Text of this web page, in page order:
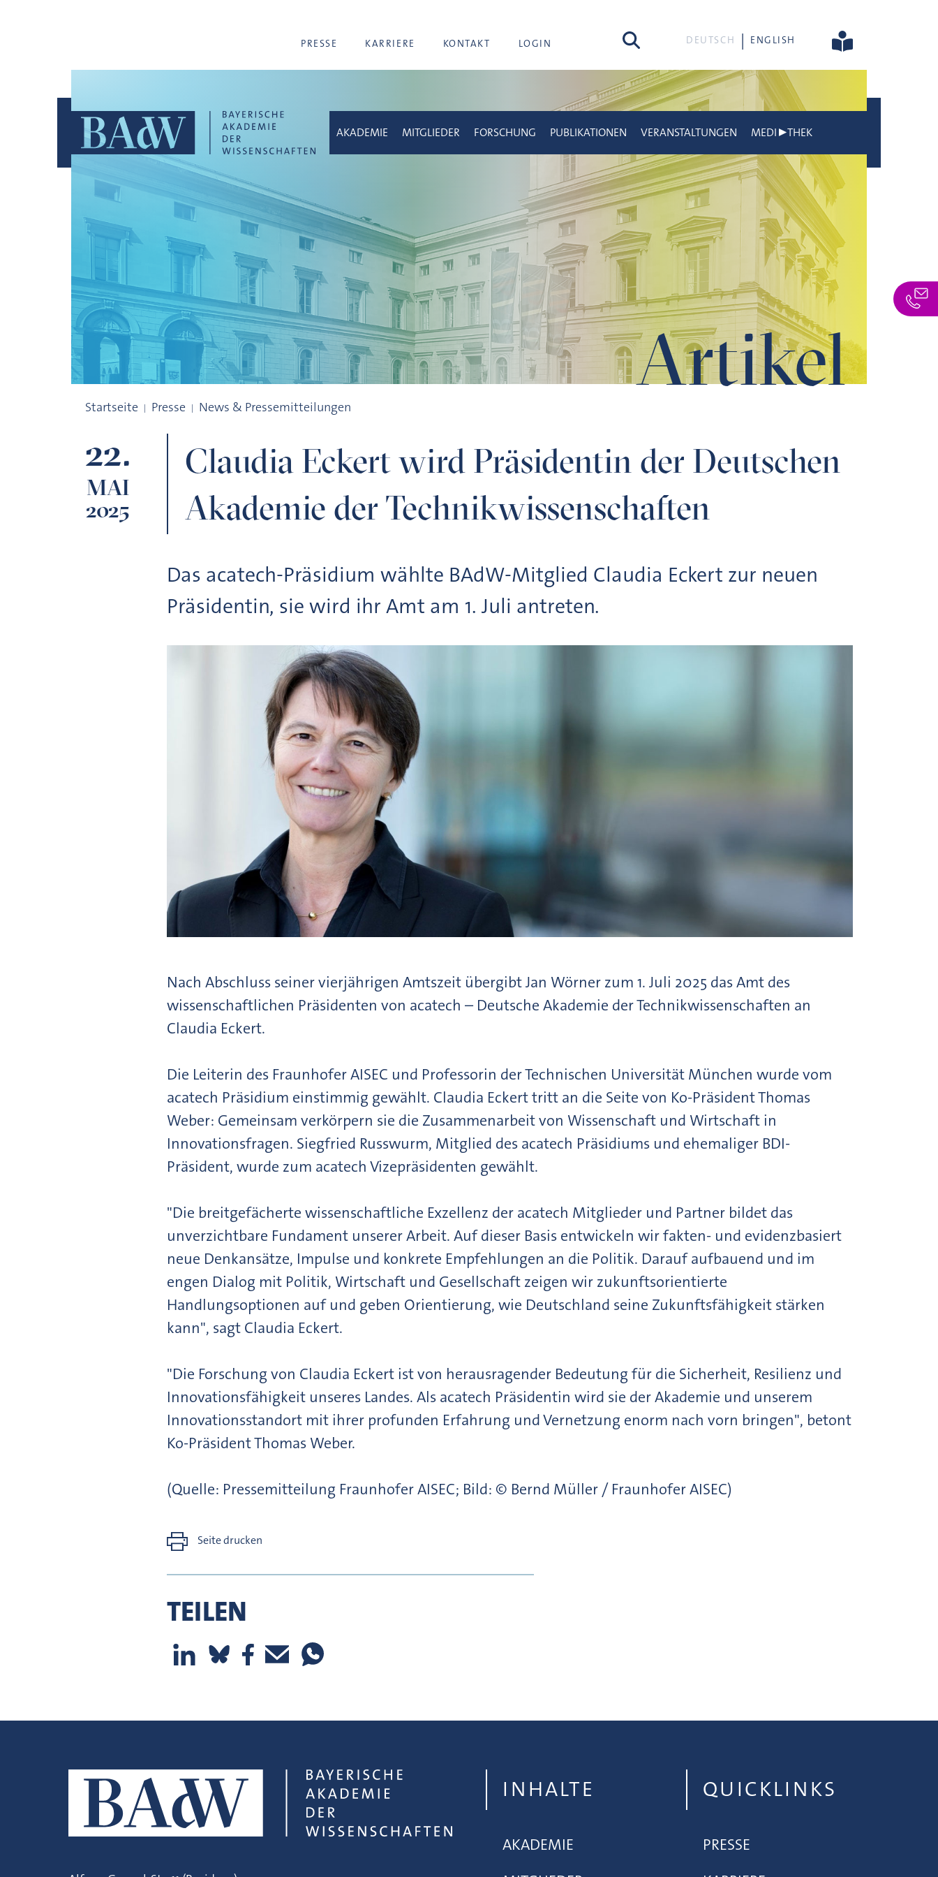
PRESSE KARRIERE KONTAKT LOGIN Suche DEUTSCH ENGLISH
Artikel
AKADEMIE MITGLIEDER FORSCHUNG PUBLIKATIONEN VERANSTALTUNGEN MEDI▶THEK
Startseite Presse News & Pressemitteilungen
22.
MAI
2025
Claudia Eckert wird Präsidentin der Deutschen
Akademie der Technikwissenschaften
Das acatech-Präsidium wählte BAdW-Mitglied Claudia Eckert zur neuen
Präsidentin, sie wird ihr Amt am 1. Juli antreten.
Nach Abschluss seiner vierjährigen Amtszeit übergibt Jan Wörner zum 1. Juli 2025 das Amt des
wissenschaftlichen Präsidenten von acatech – Deutsche Akademie der Technikwissenschaften an
Claudia Eckert.
Die Leiterin des Fraunhofer AISEC und Professorin der Technischen Universität München wurde vom
acatech Präsidium einstimmig gewählt. Claudia Eckert tritt an die Seite von Ko-Präsident Thomas
Weber: Gemeinsam verkörpern sie die Zusammenarbeit von Wissenschaft und Wirtschaft in
Innovationsfragen. Siegfried Russwurm, Mitglied des acatech Präsidiums und ehemaliger BDI-
Präsident, wurde zum acatech Vizepräsidenten gewählt.
"Die breitgefächerte wissenschaftliche Exzellenz der acatech Mitglieder und Partner bildet das
unverzichtbare Fundament unserer Arbeit. Auf dieser Basis entwickeln wir fakten- und evidenzbasiert
neue Denkansätze, Impulse und konkrete Empfehlungen an die Politik. Darauf aufbauend und im
engen Dialog mit Politik, Wirtschaft und Gesellschaft zeigen wir zukunftsorientierte
Handlungsoptionen auf und geben Orientierung, wie Deutschland seine Zukunftsfähigkeit stärken
kann", sagt Claudia Eckert.
"Die Forschung von Claudia Eckert ist von herausragender Bedeutung für die Sicherheit, Resilienz und
Innovationsfähigkeit unseres Landes. Als acatech Präsidentin wird sie der Akademie und unserem
Innovationsstandort mit ihrer profunden Erfahrung und Vernetzung enorm nach vorn bringen", betont
Ko-Präsident Thomas Weber.
(Quelle: Pressemitteilung Fraunhofer AISEC; Bild: © Bernd Müller / Fraunhofer AISEC)
Seite drucken
TEILEN
INHALTE
AKADEMIE
QUICKLINKS
PRESSE